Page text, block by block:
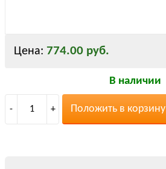
Цена: 774.00 руб.
В наличии
- 1 + Положить в корзину